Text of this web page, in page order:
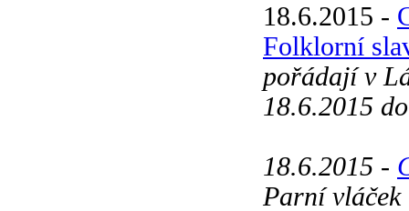
18.6.2015 -
Folklorní
pořádají v
18.6.2015
18.6.2015 -
Parní vláček